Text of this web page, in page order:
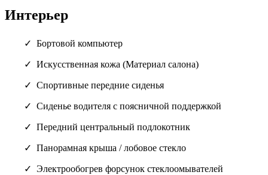
Интерьер
Бортовой компьютер
Искусственная кожа (Материал салона)
Спортивные передние сиденья
Сиденье водителя с поясничной поддержкой
Передний центральный подлокотник
Панорамная крыша / лобовое стекло
Электрообогрев форсунок стеклоомывателей